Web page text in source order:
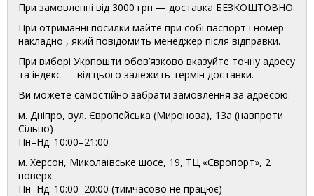
При замовленні від 3000 грн — доставка БЕЗКОШТОВНО.
При отриманні посилки майте при собі паспорт і номер
накладної, який повідомить менеджер після відправки.
При виборі Укрпошти обов’язково вказуйте точну адресу
та індекс — від цього залежить термін доставки.
Ви можете самостійно забрати замовлення за адресою:
м. Дніпро, вул. Європейська (Миронова), 13а (навпроти
Сільпо)
Пн–Нд: 10:00–21:00
м. Херсон, Миколаївське шосе, 19, ТЦ «Європорт», 2
поверх
Пн–Нд: 10:00–20:00 (тимчасово не працює)